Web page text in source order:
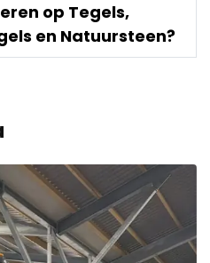
op Tegels,
en Natuursteen?